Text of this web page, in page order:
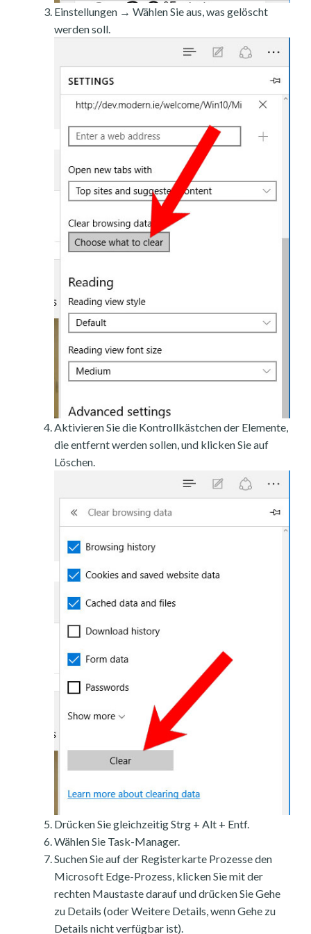
Einstellungen → Wählen Sie aus, was gelöscht
werden soll.
Aktivieren Sie die Kontrollkästchen der Elemente,
die entfernt werden sollen, und klicken Sie auf
Löschen.
Drücken Sie gleichzeitig Strg + Alt + Entf.
Wählen Sie Task-Manager.
Suchen Sie auf der Registerkarte Prozesse den
Microsoft Edge-Prozess, klicken Sie mit der
rechten Maustaste darauf und drücken Sie Gehe
zu Details (oder Weitere Details, wenn Gehe zu
Details nicht verfügbar ist).